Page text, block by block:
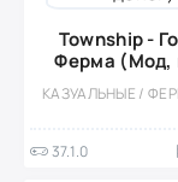
Township -
Ферма (Мод,
денег)
37.1.0